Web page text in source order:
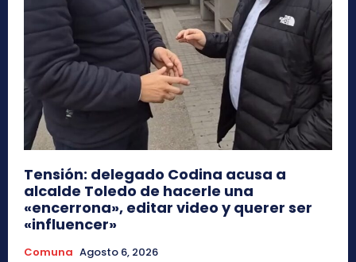
Tensión: delegado Codina acusa a
alcalde Toledo de hacerle una
«encerrona», editar video y querer ser
«influencer»
Comuna Agosto 6, 2026